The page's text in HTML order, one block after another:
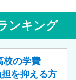
ンキング
校の学費
を抑える方